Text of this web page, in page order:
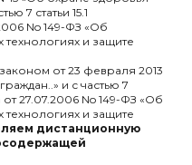
7 статьи 15.1
No 149-ФЗ «Об
и защите
от 23 февраля 2013
и с частью 7
от 27.07.2006 No 149-ФЗ «Об
и защите
дистанционную